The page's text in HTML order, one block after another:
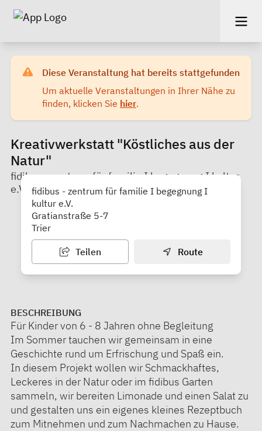
Diese Veranstaltung hat bereits stattgefunden
Um aktuelle Veranstaltungen in Ihrer Nähe zu
finden, klicken Sie hier.
Kreativwerkstatt "Köstliches aus der
Natur"
fidibus - zentrum für familie I begegnung I kultur
e.V.
fidibus - zentrum für familie I begegnung I
kultur e.V.
Gratianstraße 5-7
Trier
Teilen Route
BESCHREIBUNG
Für Kinder von 6 - 8 Jahren ohne Begleitung
Im Sommer tauchen wir gemeinsam in eine
Geschichte rund um Erfrischung und Spaß ein.
In diesem Projekt wollen wir Schmackhaftes,
Leckeres in der Natur oder im fidibus Garten
sammeln, wir bereiten Limonade und einen Salat zu
und gestalten uns ein eigenes kleines Rezeptbuch
zum Mitnehmen und zum Nachmachen zu Hause.